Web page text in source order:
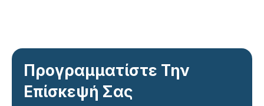
Προγραμματίστε Την
Επίσκεψή Σας